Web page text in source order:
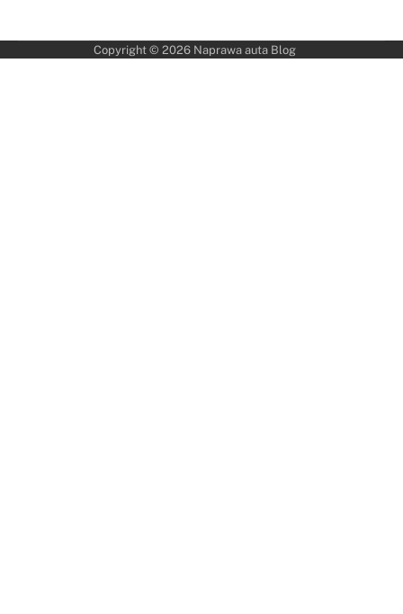
Copyright © 2026 Naprawa auta Blog